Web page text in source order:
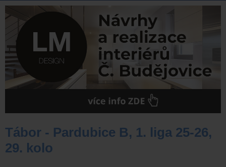
Tábor - Pardubice B, 1. liga 25-26,
29. kolo